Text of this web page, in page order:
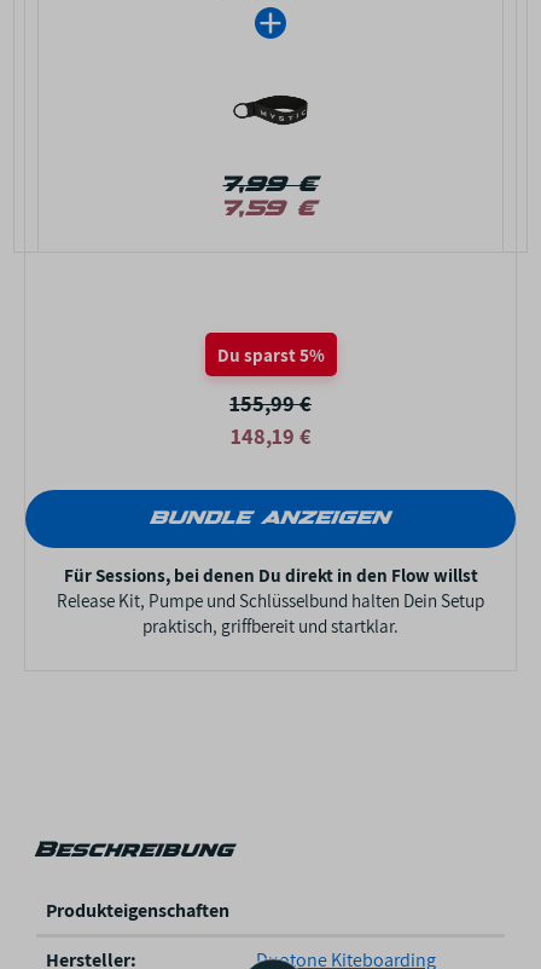
7,59 €
7,99 €
Du sparst 5%
155,99 €
148,19 €
BUNDLE ANZEIGEN
Für Sessions, bei denen Du direkt in den Flow willst
Release Kit, Pumpe und Schlüsselbund halten Dein Setup
praktisch, griffbereit und startklar.
Beschreibung
Produkteigenschaften
Hersteller:
Duotone Kiteboarding